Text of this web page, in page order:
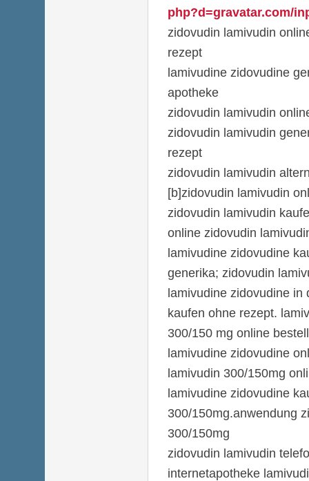
php?d=gravatar.com/
zidovudin lamivudin
rezept
lamivudine zidovudine
apotheke
zidovudin lamivudin
zidovudin lamivudin
rezept
zidovudin lamivudin
[b]zidovudin lamivudin
zidovudin lamivudin
online zidovudin
lamivudine zidovudine
generika; zidovudin
lamivudine zidovudine in
kaufen ohne rezept.
300/150 mg online
lamivudine zidovudine
lamivudin 300/150mg
lamivudine zidovudine
300/150mg.anwendung
300/150mg
zidovudin lamivudin
internetapotheke